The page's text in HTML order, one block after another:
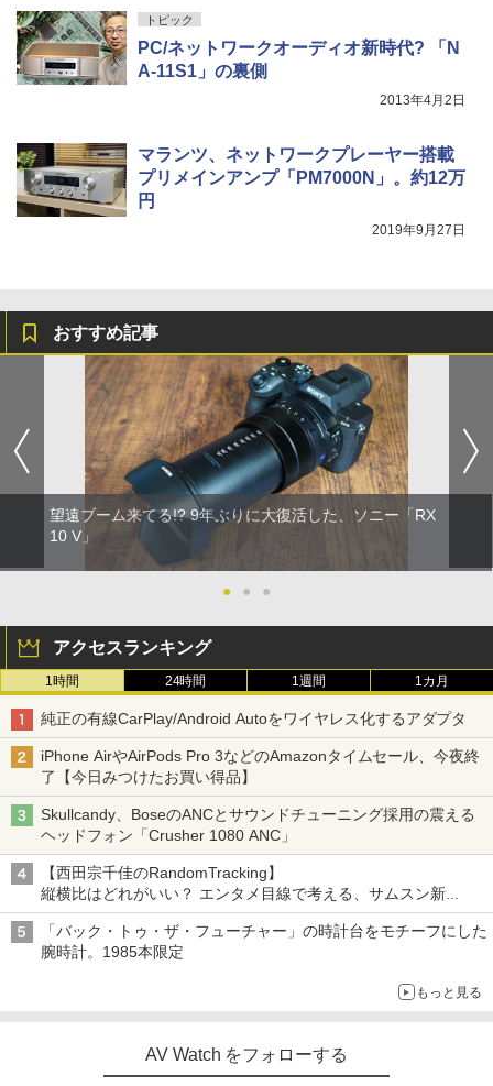
トピック
PC/ネットワークオーディオ新時代? 「N
A-11S1」の裏側
2013年4月2日
マランツ、ネットワークプレーヤー搭載
プリメインアンプ「PM7000N」。約12万
円
2019年9月27日
おすすめ記事
望遠ブーム来てる!? 9年ぶりに大復活した、ソニー「RX
10 V」
● ● ●
アクセスランキング
1時間 24時間 1週間 1カ月
純正の有線CarPlay/Android Autoをワイヤレス化するアダプタ
iPhone AirやAirPods Pro 3などのAmazonタイムセール、今夜終
了【今日みつけたお買い得品】
Skullcandy、BoseのANCとサウンドチューニング採用の震える
ヘッドフォン「Crusher 1080 ANC」
【西田宗千佳のRandomTracking】
縦横比はどれがいい？ エンタメ目線で考える、サムスン新
「Galaxy Z Fold」
「バック・トゥ・ザ・フューチャー」の時計台をモチーフにした
腕時計。1985本限定
もっと見る
AV Watch をフォローする